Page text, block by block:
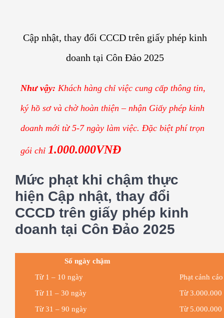
Cập nhật, thay đổi CCCD trên giấy phép kinh
doanh tại Côn Đảo 2025
Như vậy: Khách hàng chỉ việc cung cấp thông tin,
ký hồ sơ và chờ hoàn thiện – nhận Giấy phép kinh
doanh mới từ 5-7 ngày làm việc. Đặc biệt phí trọn
gói chỉ 1.000.000VNĐ
Mức phạt khi chậm thực
hiện Cập nhật, thay đổi
CCCD trên giấy phép kinh
doanh tại Côn Đảo 2025
Số ngày chậm
Từ 1 – 10 ngày
Phạt cảnh cáo
Từ 11 – 30 ngày
Từ
Từ 31 – 90 ngày
Từ